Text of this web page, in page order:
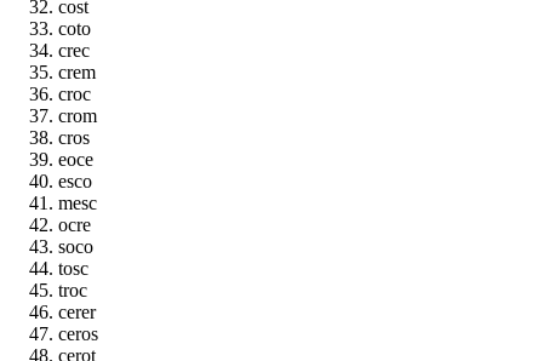
cost
coto
crec
crem
croc
crom
cros
eoce
esco
mesc
ocre
soco
tosc
troc
cerer
ceros
cerot